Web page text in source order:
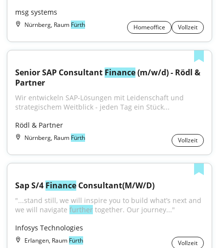
msg systems
Nürnberg, Raum Fürth Homeoffice Vollzeit
Senior SAP Consultant Finance (m/w/d) - Rödl &
Partner
Wir entwickeln SAP-Lösungen mit Leidenschaft und
strategischem Weitblick - jeden Tag ein Stück...
Rödl & Partner
Nürnberg, Raum Fürth Vollzeit
Sap S/4 Finance Consultant(M/W/D)
"...stand still, we will inspire you to build what’s next and
we will navigate further together. Our journey..."
Infosys Technologies
Erlangen, Raum Fürth Vollzeit